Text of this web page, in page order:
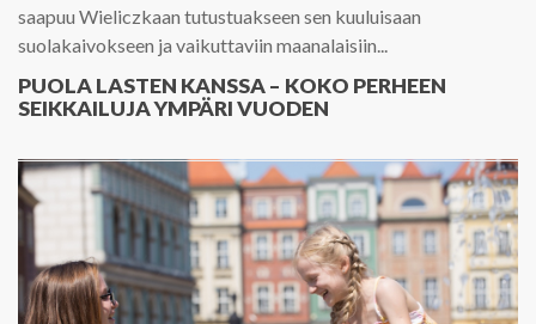
saapuu Wieliczkaan tutustuakseen sen kuuluisaan
suolakaivokseen ja vaikuttaviin maanalaisiin...
PUOLA LASTEN KANSSA – KOKO PERHEEN
SEIKKAILUJA YMPÄRI VUODEN